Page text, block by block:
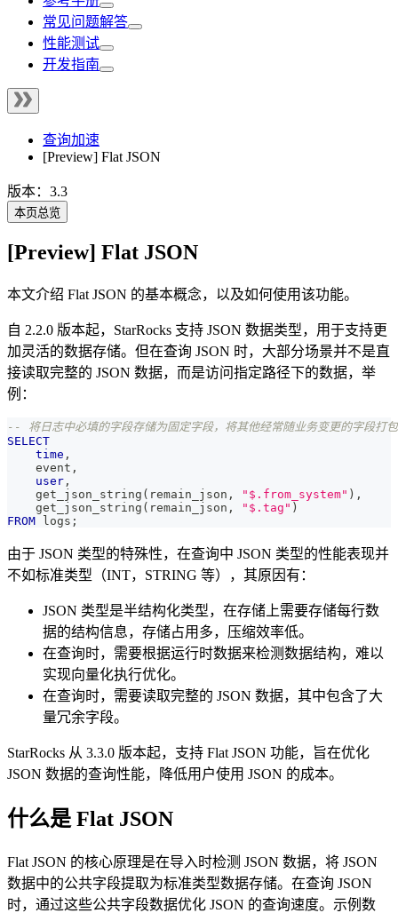
常见问题解答
性能测试
开发指南
查询加速
[Preview] Flat JSON
版本：3.3
本页总览
[Preview] Flat JSON
本文介绍 Flat JSON 的基本概念，以及如何使用该功能。
自 2.2.0 版本起，StarRocks 支持 JSON 数据类型，用于支持更
加灵活的数据存储。但在查询 JSON 时，大部分场景并不是直
接读取完整的 JSON 数据，而是访问指定路径下的数据，举
例：
-- 将日志中必填的字段存储为固定字段，将其他经常随业务变更的字段打
SELECT
time ,
    event
,
user ,
    get_json_string
( remain_json , "$.from_system" ) ,
    get_json_string
( remain_json , "$.tag" )
FROM logs ;
由于 JSON 类型的特殊性，在查询中 JSON 类型的性能表现并
不如标准类型（INT，STRING 等），其原因有：
JSON 类型是半结构化类型，在存储上需要存储每行数
据的结构信息，存储占用多，压缩效率低。
在查询时，需要根据运行时数据来检测数据结构，难以
实现向量化执行优化。
在查询时，需要读取完整的 JSON 数据，其中包含了大
量冗余字段。
StarRocks 从 3.3.0 版本起，支持 Flat JSON 功能，旨在优化
JSON 数据的查询性能，降低用户使用 JSON 的成本。
什么是 Flat JSON
Flat JSON 的核心原理是在导入时检测 JSON 数据，将 JSON
数据中的公共字段提取为标准类型数据存储。在查询 JSON
时，通过这些公共字段数据优化 JSON 的查询速度。示例数